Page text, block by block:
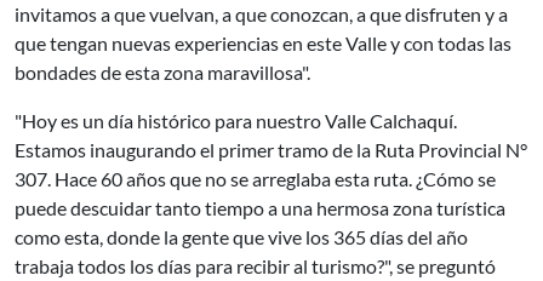
invitamos a que vuelvan, a que conozcan, a que disfruten y a
que tengan nuevas experiencias en este Valle y con todas las
bondades de esta zona maravillosa".
"Hoy es un día histórico para nuestro Valle Calchaquí.
Estamos inaugurando el primer tramo de la Ruta Provincial N°
307. Hace 60 años que no se arreglaba esta ruta. ¿Cómo se
puede descuidar tanto tiempo a una hermosa zona turística
como esta, donde la gente que vive los 365 días del año
trabaja todos los días para recibir al turismo?", se preguntó